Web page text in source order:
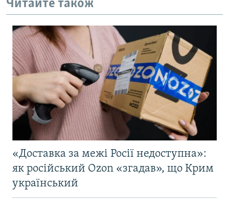
Читайте також
«Доставка за межі Росії недоступна»:
як російський Ozon «згадав», що Крим
український